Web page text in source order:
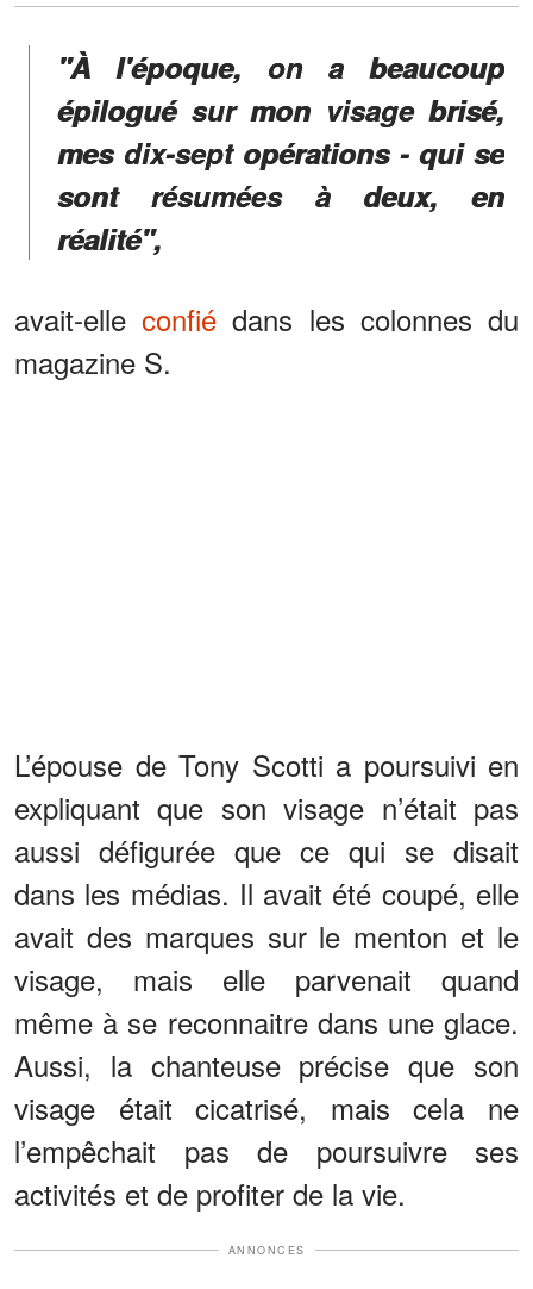
"À l'époque, on a beaucoup
épilogué sur mon visage brisé,
mes dix-sept opérations - qui se
sont résumées à deux, en
réalité",
avait-elleconfié dans les colonnes du
magazine S.
L’épouse de Tony Scotti a poursuivi en
expliquant que son visage n’était pas
aussi défigurée que ce qui se disait
dans les médias. Il avait été coupé, elle
avait des marques sur le menton et le
visage, mais elle parvenait quand
même à se reconnaitre dans une glace.
Aussi, la chanteuse précise que son
visage était cicatrisé, mais cela ne
l’empêchait pas de poursuivre ses
activités et de profiter de la vie.
ANNONCES